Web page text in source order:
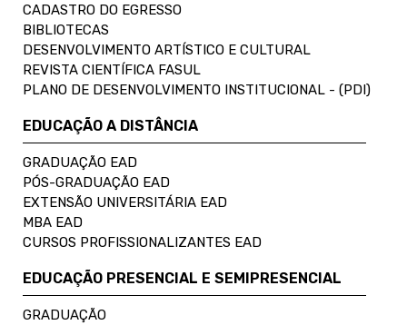
CADASTRO DO EGRESSO
BIBLIOTECAS
DESENVOLVIMENTO ARTÍSTICO E CULTURAL
REVISTA CIENTÍFICA FASUL
PLANO DE DESENVOLVIMENTO INSTITUCIONAL - (PDI)
EDUCAÇÃO A DISTÂNCIA
GRADUAÇÃO EAD
PÓS-GRADUAÇÃO EAD
EXTENSÃO UNIVERSITÁRIA EAD
MBA EAD
CURSOS PROFISSIONALIZANTES EAD
EDUCAÇÃO PRESENCIAL E SEMIPRESENCIAL
GRADUAÇÃO